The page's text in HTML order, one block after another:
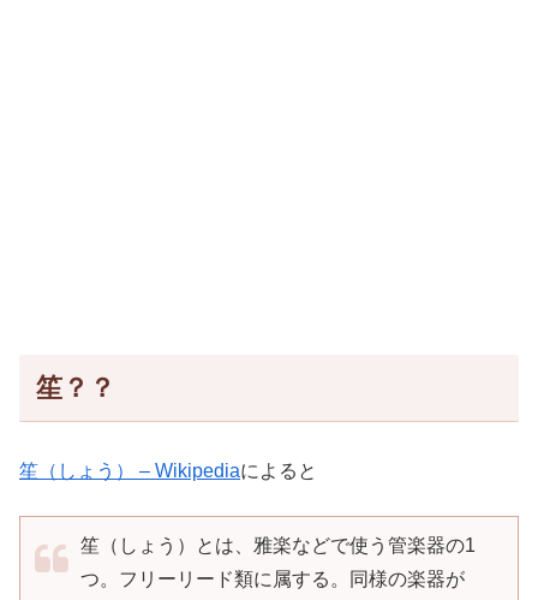
笙？？
笙（しょう） – Wikipediaによると
笙（しょう）とは、雅楽などで使う管楽器の1
つ。フリーリード類に属する。同様の楽器が